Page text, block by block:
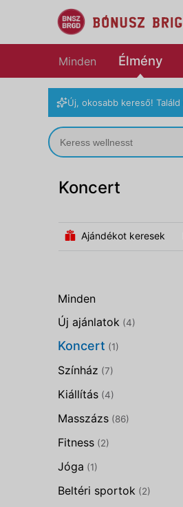
Minden Élmény
Új, okosabb kereső!
Koncert
Ajándékot keresek
Minden
Új ajánlatok (4)
Koncert (1)
Színház (7)
Kiállítás (4)
Masszázs (86)
Fitness (2)
Jóga (1)
Beltéri sportok (2)